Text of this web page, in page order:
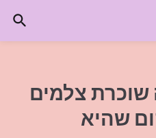
צלמים
שהיא